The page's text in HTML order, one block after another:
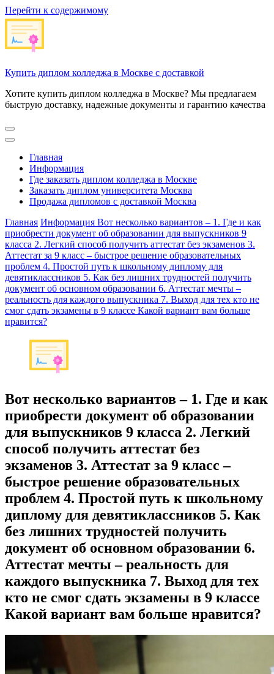
Перейти к содержимому
Купить диплом колледжа в Москве с доставкой
Хотите купить диплом колледжа в Москве? Мы предлагаем
быструю доставку, надежные документы и гарантию качества
Главная
Информация
Где заказать диплом колледжа в Москве
Заказать диплом университета Москва
Продажа дипломов с доставкой Москва
Главная Информация Вот несколько вариантов – 1. Где и как
приобрести документ об образовании для выпускников 9
класса 2. Легкий способ получить аттестат без экзаменов 3.
Аттестат за 9 класс – быстрое решение образовательных
проблем 4. Простой путь к школьному диплому для
девятиклассников 5. Как без лишних трудностей получить
документ об основном образовании 6. Аттестат мечты –
реальность для каждого выпускника 7. Выход для тех кто не
смог сдать экзамены в 9 классе Какой вариант вам больше
нравится?
Вот несколько вариантов – 1. Где и как
приобрести документ об образовании
для выпускников 9 класса 2. Легкий
способ получить аттестат без
экзаменов 3. Аттестат за 9 класс –
быстрое решение образовательных
проблем 4. Простой путь к школьному
диплому для девятиклассников 5. Как
без лишних трудностей получить
документ об основном образовании 6.
Аттестат мечты – реальность для
каждого выпускника 7. Выход для тех
кто не смог сдать экзамены в 9 классе
Какой вариант вам больше нравится?